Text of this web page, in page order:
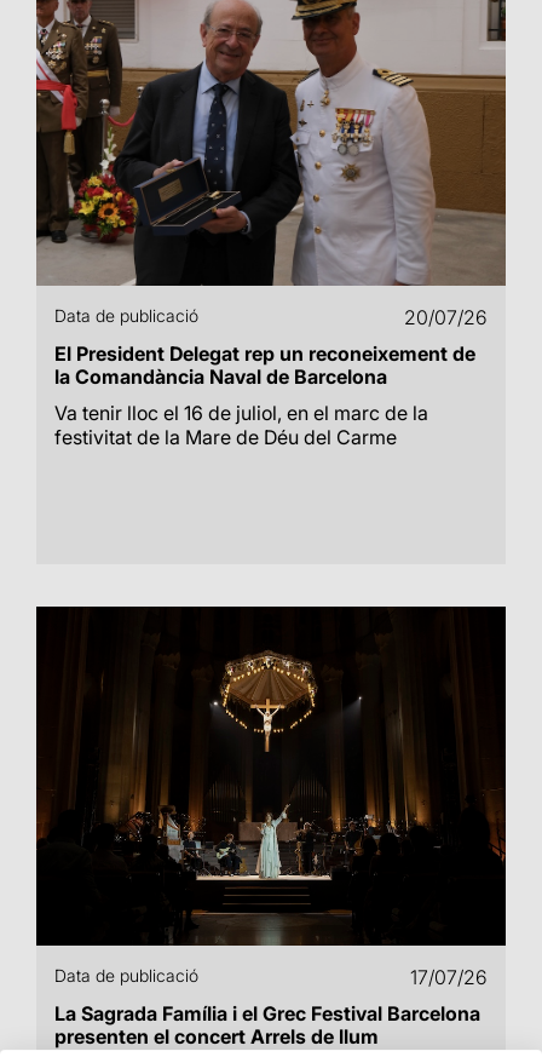
Data de publicació
20/07/26
El President Delegat rep un reconeixement de
la Comandància Naval de Barcelona
Va tenir lloc el 16 de juliol, en el marc de la
festivitat de la Mare de Déu del Carme
Data de publicació
17/07/26
La Sagrada Família i el Grec Festival Barcelona
presenten el concert Arrels de llum